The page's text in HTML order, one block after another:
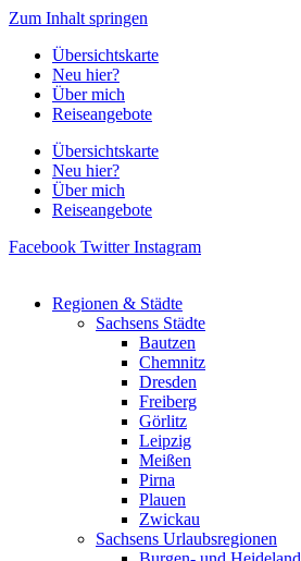
Zum Inhalt springen
Übersichtskarte
Neu hier?
Über mich
Reiseangebote
Übersichtskarte
Neu hier?
Über mich
Reiseangebote
Facebook Twitter Instagram
Regionen & Städte
Sachsens Städte
Bautzen
Chemnitz
Dresden
Freiberg
Görlitz
Leipzig
Meißen
Pirna
Plauen
Zwickau
Sachsens Urlaubsregionen